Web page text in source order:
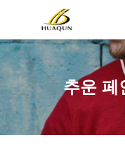
추운 페